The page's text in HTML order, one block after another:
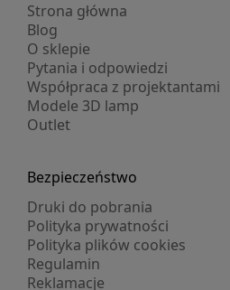
Strona główna
Blog
O sklepie
Pytania i odpowiedzi
Współpraca z projektantami
Modele 3D lamp
Outlet
Bezpieczeństwo
Druki do pobrania
Polityka prywatności
Polityka plików cookies
Regulamin
Reklamacje